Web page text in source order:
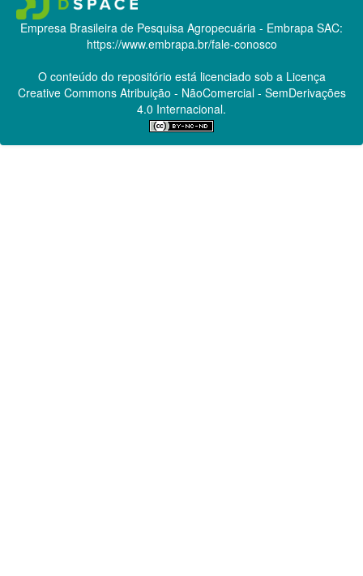
Empresa Brasileira de Pesquisa Agropecuária - Embrapa SAC:
https://www.embrapa.br/fale-conosco
O conteúdo do repositório está licenciado sob a Licença
Creative CommonsAtribuição - NãoComercial - SemDerivações
4.0 Internacional.